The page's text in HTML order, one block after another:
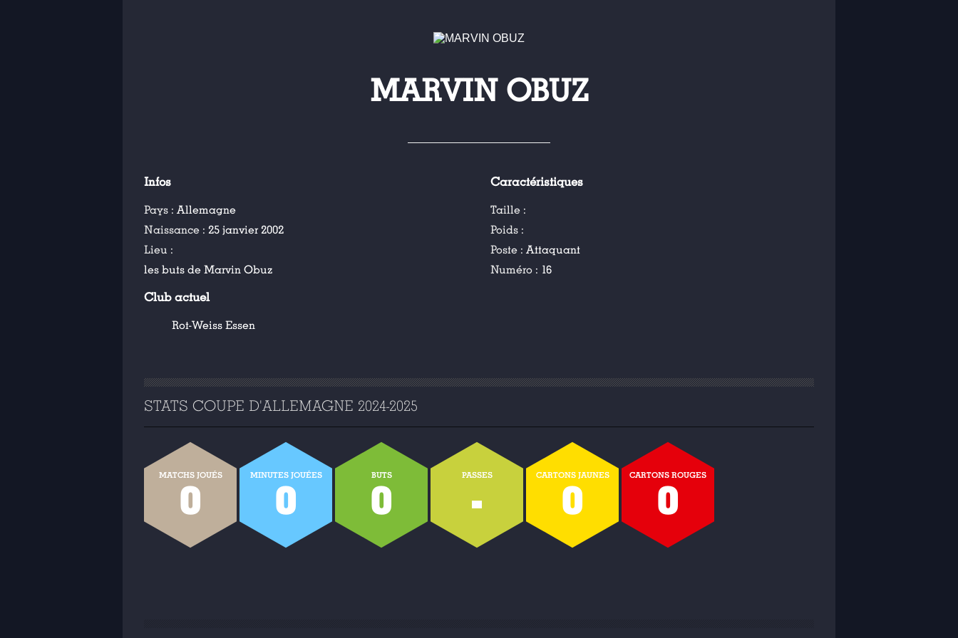
MARVIN OBUZ
Infos
Pays : Allemagne
Naissance : 25 janvier 2002
Lieu :
les buts de Marvin Obuz
Caractéristiques
Taille :
Poids :
Poste :Attaquant
Numéro : 16
Club actuel
Rot-Weiss Essen
STATS COUPE D'ALLEMAGNE 2024-2025
MATCHS JOUÉS
0
MINUTES JOUÉES
0
BUTS
0
PASSES
-
CARTONS JAUNES
0
CARTONS ROUGES
0